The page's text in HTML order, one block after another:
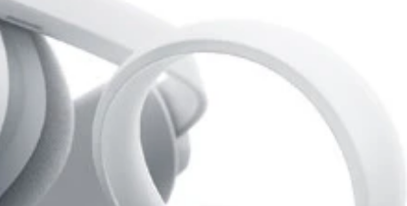
の前にある現実空間と、Apple Vision Proが表示する仮想空間
、さらに6つのマイクが搭載され、それらから視線、指や
ンテンツは大迫力！ そしてゲームにも対応しており、こ
した人物の目。例えば、装着した人物に、リアルで友人が
本体前面のカメラは3D動画の撮影にも対応しており、この